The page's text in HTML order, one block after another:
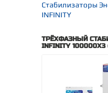
Стабилизаторы
INFINITY
ТРЁХФАЗНЫЙ
INFINITY